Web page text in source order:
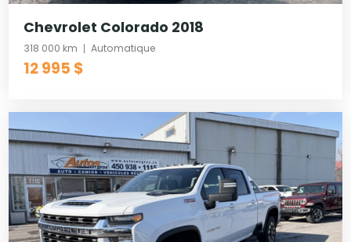
Chevrolet Colorado 2018
318 000 km Automatique
12 995 $